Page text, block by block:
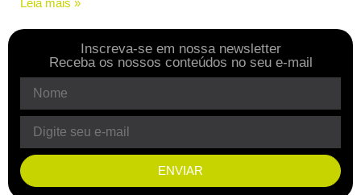
Inscreva-se em nossa newsletter
Receba os nossos conteúdos no seu e-mail
ENVIAR